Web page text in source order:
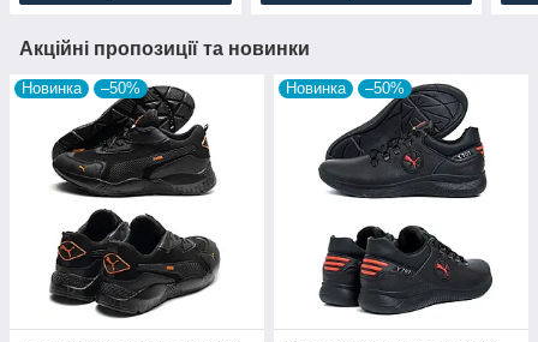
Акційні пропозиції та новинки
Новинка –50% Новинка –50%